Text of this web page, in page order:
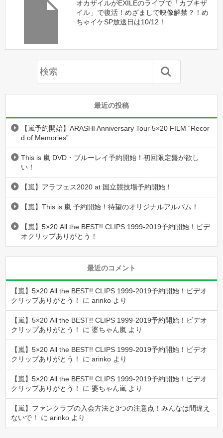
オカザイルがEXILEのライブで「カブキザ
イル」で復活！めざましで映像解禁？！め
ちゃイケSP放送日は10/12！
最近の投稿
【嵐予約開始】ARASHI Anniversary Tour 5×20 FILM “Recor
d of Memories”
This is 嵐 DVD・ブルーレイ予約開始！初回限定盤が欲し
い！
【嵐】アラフェス2020 at 国立競技場予約開始！
【嵐】This is 嵐 予約開始！待望のオリジナルアルバム！
【嵐】5×20 All the BEST!! CLIPS 1999-2019予約開始！ビデ
オクリップありがとう！
最近のコメント
【嵐】5×20 All the BEST!! CLIPS 1999-2019予約開始！ビデオ
クリップありがとう！
にarinko より
【嵐】5×20 All the BEST!! CLIPS 1999-2019予約開始！ビデオ
クリップありがとう！
に婆ちゃん嵐 より
【嵐】5×20 All the BEST!! CLIPS 1999-2019予約開始！ビデオ
クリップありがとう！
にarinko より
【嵐】5×20 All the BEST!! CLIPS 1999-2019予約開始！ビデオ
クリップありがとう！
に婆ちゃん嵐 より
【嵐】ファンクラブの入会方法と3つの注意点！みんなは間違え
ないで！
にarinko より